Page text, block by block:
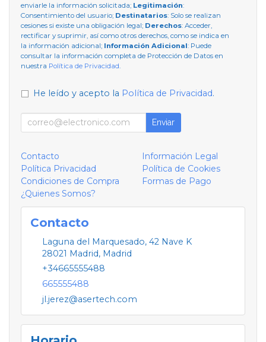
enviarle la información solicitada; Legitimación:
Consentimiento del usuario; Destinatarios: Solo se realizan
cesiones si existe una obligación legal; Derechos: Acceder,
rectificar y suprimir, así como otros derechos, como se indica en
la información adicional; Información Adicional: Puede
consultar la información completa de Protección de Datos en
nuestra Política de Privacidad
He leído y acepto la Política de Privacidad.
Enviar
Contacto
Información Legal
Política Privacidad
Política de Cookies
Condiciones de Compra
Formas de Pago
¿Quienes Somos?
Contacto
Laguna del Marquesado, 42 Nave K
28021 Madrid, Madrid
+34665555488
665555488
jl.jerez@asertech.com